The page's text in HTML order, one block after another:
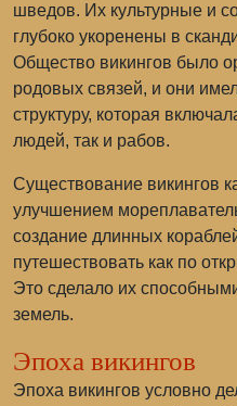
шведов. Их культурные и
глубоко укоренены в
Общество викингов было
родовых связей, и они
структуру, которая
людей, так и рабов.
Существование викингов
улучшением
создание длинных
путешествовать как по
Это сделало их
земель.
Эпоха викингов
Эпоха викингов условно